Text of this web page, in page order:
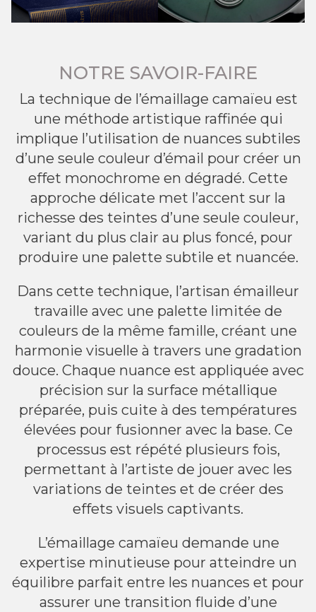
NOTRE SAVOIR-FAIRE
La technique de l’émaillage camaïeu est
une méthode artistique raffinée qui
implique l’utilisation de nuances subtiles
d’une seule couleur d’émail pour créer un
effet monochrome en dégradé. Cette
approche délicate met l’accent sur la
richesse des teintes d’une seule couleur,
variant du plus clair au plus foncé, pour
produire une palette subtile et nuancée.
Dans cette technique, l’artisan émailleur
travaille avec une palette limitée de
couleurs de la même famille, créant une
harmonie visuelle à travers une gradation
douce. Chaque nuance est appliquée avec
précision sur la surface métallique
préparée, puis cuite à des températures
élevées pour fusionner avec la base. Ce
processus est répété plusieurs fois,
permettant à l’artiste de jouer avec les
variations de teintes et de créer des
effets visuels captivants.
L’émaillage camaïeu demande une
expertise minutieuse pour atteindre un
équilibre parfait entre les nuances et pour
assurer une transition fluide d’une